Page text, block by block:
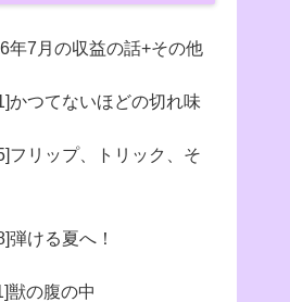
年7月の収益の話+その他
かつてないほどの切れ味
フリップ、トリック、そ
弾ける夏へ！
獣の腹の中